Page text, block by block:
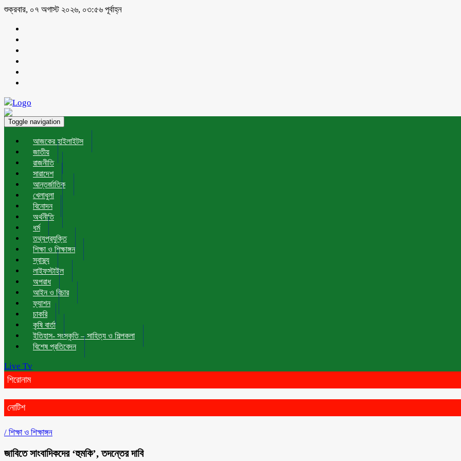
শুক্রবার, ০৭ অগাস্ট ২০২৬, ০৩:৫৬ পূর্বাহ্ন
Toggle navigation
আজকের হাইলাইটস
জাতীয়
রাজনীতি
সারাদেশ
আন্তর্জাতিক
খেলাধুলা
বিনোদন
অর্থনীতি
ধর্ম
তথ্যপ্রযুক্তি
শিক্ষা ও শিক্ষাঙ্গন
স্বাস্থ্য
লাইফস্টাইল
অপরাধ
আইন ও বিচার
ফ্যাশন
চাকরি
কৃষি বার্তা
ইতিহাস- সংস্কৃতি – সাহিত্য ও শিল্পকলা
বিশেষ প্রতিবেদন
Live Tv
শিরোনাম
নোটিশ
/ শিক্ষা ও শিক্ষাঙ্গন
জাবিতে সাংবাদিকদের ‘হুমকি’, তদন্তের দাবি